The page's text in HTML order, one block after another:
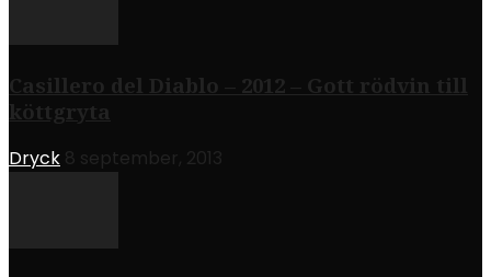
Casillero del Diablo – 2012 – Gott rödvin till
köttgryta
Dryck 8 september, 2013